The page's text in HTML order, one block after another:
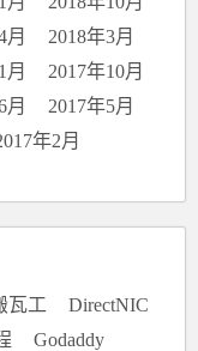
月
2018年3月
月
2017年10月
月
2017年5月
年2月
瓦工
DirectNIC
Godaddy